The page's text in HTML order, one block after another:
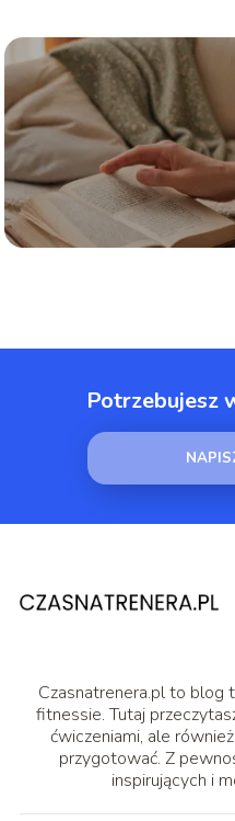
Potrzebujesz
Czasnatrenera.pl to blog
fitnessie. Tutaj
ćwiczeniami, ale
przygotować. Z
inspirujących i